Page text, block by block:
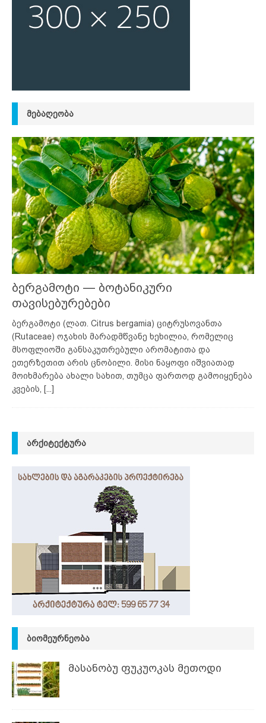
ᲛᲔᲑᲐᲦᲔᲝᲑᲐ
ბერგამოტი — ბოტანიკური
თავისებურებები
ბერგამოტი (ლათ. Citrus bergamia) ციტრუსოვანთა
(Rutaceae) ოჯახის მარადმწვანე ხეხილია, რომელიც
მსოფლიოში განსაკუთრებული არომატითა და
ეთერზეთით არის ცნობილი. მისი ნაყოფი იშვიათად
მოიხმარება ახალი სახით, თუმცა ფართოდ გამოიყენება
კვების,
[...]
ᲐᲠᲥᲘᲢᲔᲥᲢᲣᲠᲐ
ᲑᲘᲝᲛᲔᲣᲠᲜᲔᲝᲑᲐ
მასანობუ ფუკუოკას მეთოდი